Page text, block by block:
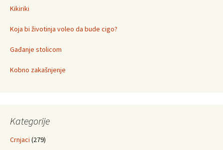
Kikiriki
Koja bi životinja voleo da bude cigo?
Gađanje stolicom
Kobno zakašnjenje
Kategorije
Crnjaci (279)